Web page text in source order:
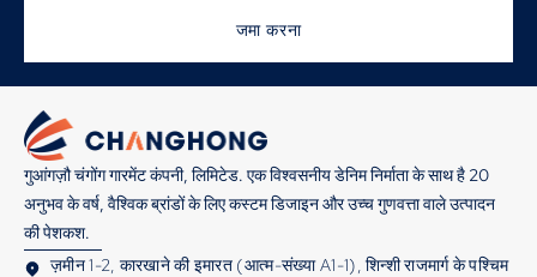
जमा करना
गुआंगज़ौ चंगोंग गारमेंट कंपनी, लिमिटेड. एक विश्वसनीय डेनिम निर्माता के साथ है 20
अनुभव के वर्ष, वैश्विक ब्रांडों के लिए कस्टम डिजाइन और उच्च गुणवत्ता वाले उत्पादन
की पेशकश.
ज़मीन 1-2, कारखाने की इमारत (आत्म-संख्या A1-1), शिन्शी राजमार्ग के पश्चिम